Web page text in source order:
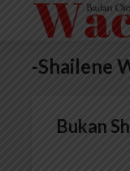
-Shailene
Bukan